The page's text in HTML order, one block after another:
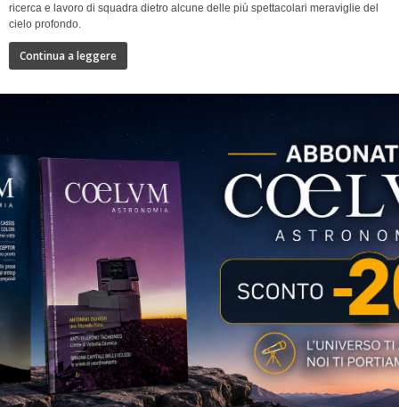
ricerca e lavoro di squadra dietro alcune delle più spettacolari meraviglie del
cielo profondo.
Continua a leggere